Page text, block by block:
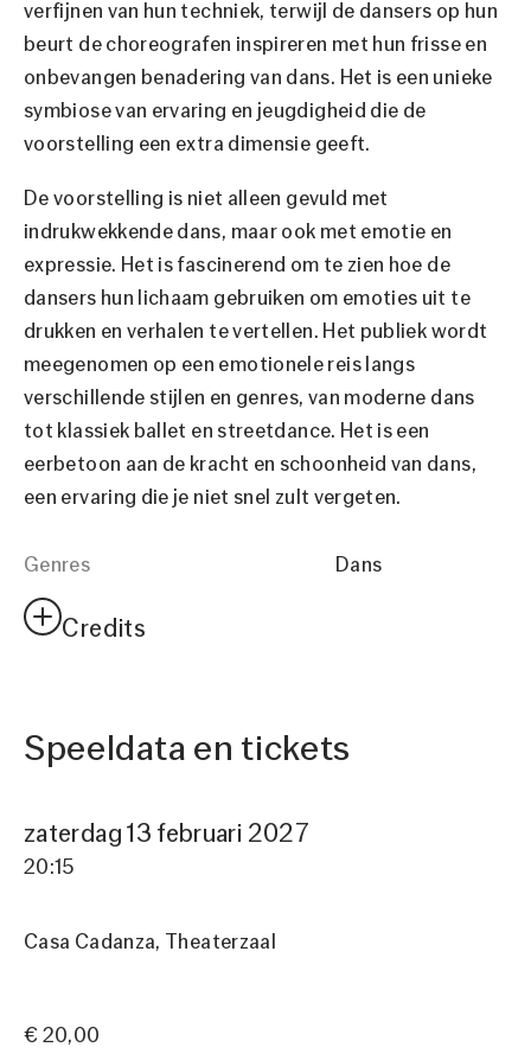
verfijnen van hun techniek, terwijl de dansers op hun
beurt de choreografen inspireren met hun frisse en
onbevangen benadering van dans. Het is een unieke
symbiose van ervaring en jeugdigheid die de
voorstelling een extra dimensie geeft.
De voorstelling is niet alleen gevuld met
indrukwekkende dans, maar ook met emotie en
expressie. Het is fascinerend om te zien hoe de
dansers hun lichaam gebruiken om emoties uit te
drukken en verhalen te vertellen. Het publiek wordt
meegenomen op een emotionele reis langs
verschillende stijlen en genres, van moderne dans
tot klassiek ballet en streetdance. Het is een
eerbetoon aan de kracht en schoonheid van dans,
een ervaring die je niet snel zult vergeten.
Genres Dans
Credits
Speeldata en tickets
zaterdag 13 februari 2027
20:15
Casa Cadanza Theaterzaal
€ 20,00